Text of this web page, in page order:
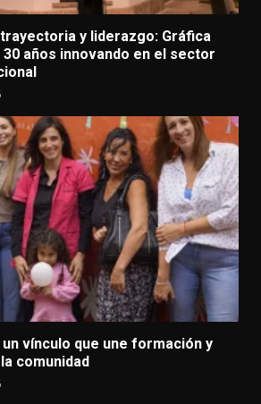
y liderazgo: Gráfica
años innovando en el sector
un vínculo que une formación y
comunidad